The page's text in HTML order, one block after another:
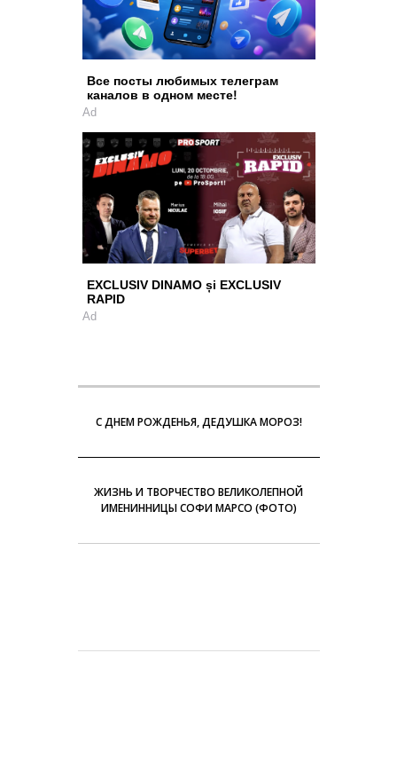
Все посты любимых телеграм
каналов в одном месте!
Ad
EXCLUSIV DINAMO și EXCLUSIV
RAPID
Ad
С ДНЕМ РОЖДЕНЬЯ, ДЕДУШКА МОРОЗ!
ЖИЗНЬ И ТВОРЧЕСТВО ВЕЛИКОЛЕПНОЙ
ИМЕНИННИЦЫ СОФИ МАРСО (ФОТО)